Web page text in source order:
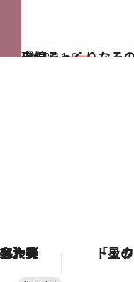
2018.11.9
自分そっくりなその人の生活ぶりは？ 心理テストで知る「活躍できる環境」
占い
【銀座で出合う最旬美容】美髪ケアや上質な眠り…セルフケアのアップデートから、特別な名入れギフトまで。大人のための「ReFa GINZA」クルーズ